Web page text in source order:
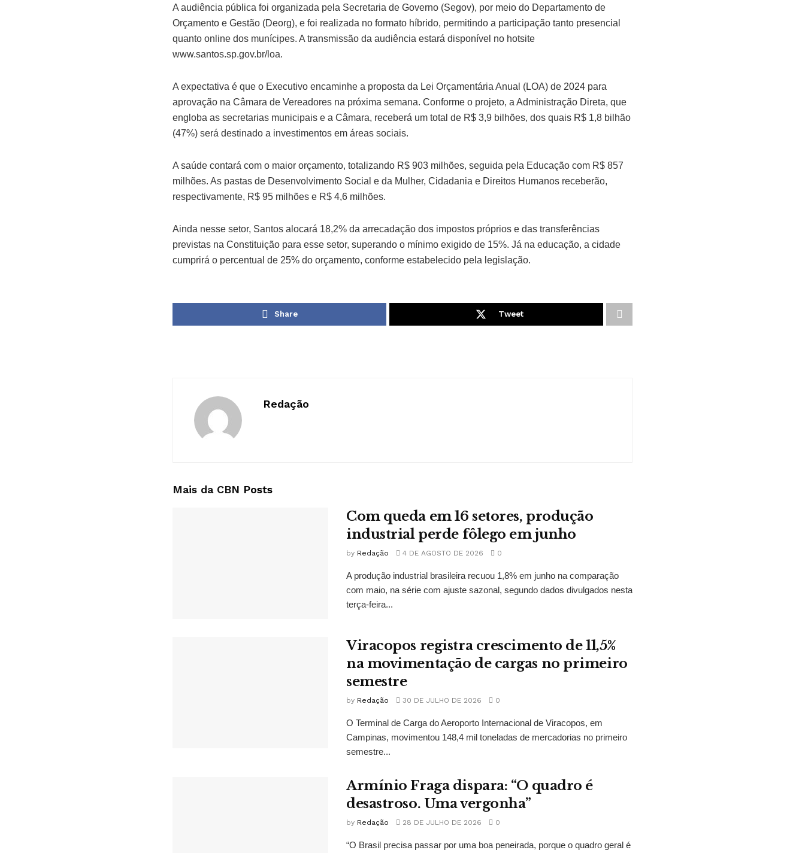
A audiência pública foi organizada pela Secretaria de Governo (Segov), por meio do Departamento de
Orçamento e Gestão (Deorg), e foi realizada no formato híbrido, permitindo a participação tanto presencial
quanto online dos munícipes. A transmissão da audiência estará disponível no hotsite
www.santos.sp.gov.br/loa.
A expectativa é que o Executivo encaminhe a proposta da Lei Orçamentária Anual (LOA) de 2024 para
aprovação na Câmara de Vereadores na próxima semana. Conforme o projeto, a Administração Direta, que
engloba as secretarias municipais e a Câmara, receberá um total de R$ 3,9 bilhões, dos quais R$ 1,8 bilhão
(47%) será destinado a investimentos em áreas sociais.
A saúde contará com o maior orçamento, totalizando R$ 903 milhões, seguida pela Educação com R$ 857
milhões. As pastas de Desenvolvimento Social e da Mulher, Cidadania e Direitos Humanos receberão,
respectivamente, R$ 95 milhões e R$ 4,6 milhões.
Ainda nesse setor, Santos alocará 18,2% da arrecadação dos impostos próprios e das transferências
previstas na Constituição para esse setor, superando o mínimo exigido de 15%. Já na educação, a cidade
cumprirá o percentual de 25% do orçamento, conforme estabelecido pela legislação.
Share Tweet
Redação
Mais da CBN Posts
Com queda em 16 setores, produção
industrial perde fôlego em junho
by Redação 4 DE AGOSTO DE 2026 0
A produção industrial brasileira recuou 1,8% em junho na comparação
com maio, na série com ajuste sazonal, segundo dados divulgados nesta
terça-feira...
Viracopos registra crescimento de 11,5%
na movimentação de cargas no primeiro
semestre
by Redação 30 DE JULHO DE 2026 0
O Terminal de Carga do Aeroporto Internacional de Viracopos, em
Campinas, movimentou 148,4 mil toneladas de mercadorias no primeiro
semestre...
Armínio Fraga dispara: “O quadro é
desastroso. Uma vergonha”
by Redação 28 DE JULHO DE 2026 0
“O Brasil precisa passar por uma boa peneirada, porque o quadro geral é